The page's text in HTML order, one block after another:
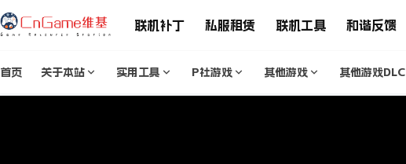
联机补丁 私服租赁 联机工具 和谐反馈
首页 关于本站 实用工具 P社游戏 其他游戏 其他游戏DLC